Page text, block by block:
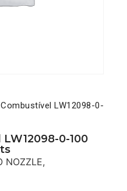
LW12098-0-
0-100
NOZZLE,